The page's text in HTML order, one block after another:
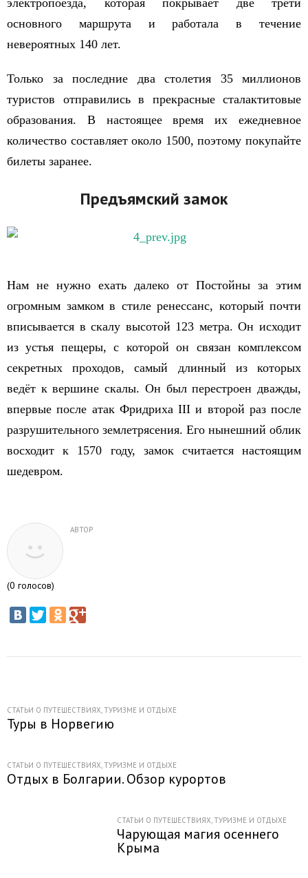
электропоезда, которая покрывает две трети
основного маршрута и работала в течение
невероятных 140 лет.
Только за последние два столетия 35 миллионов
туристов отправились в прекрасные сталактитовые
образования. В настоящее время их ежедневное
количество составляет около 1500, поэтому покупайте
билеты заранее.
Предъямский замок
Нам не нужно ехать далеко от Постойны за этим
огромным замком в стиле ренессанс, который почти
вписывается в скалу высотой 123 метра. Он исходит
из устья пещеры, с которой он связан комплексом
секретных проходов, самый длинный из которых
ведёт к вершине скалы. Он был перестроен дважды,
впервые после атак Фридриха III и второй раз после
разрушительного землетрясения. Его нынешний облик
восходит к 1570 году, замок считается настоящим
шедевром.
АВТОР
(0 голосов)
СТАТЬИ О ПУТЕШЕСТВИЯХ, ТУРИЗМЕ И ОТДЫХЕ
Туры в Норвегию
СТАТЬИ О ПУТЕШЕСТВИЯХ, ТУРИЗМЕ И ОТДЫХЕ
Отдых в Болгарии. Обзор курортов
СТАТЬИ О ПУТЕШЕСТВИЯХ, ТУРИЗМЕ И ОТДЫХЕ
Чарующая магия осеннего
Крыма